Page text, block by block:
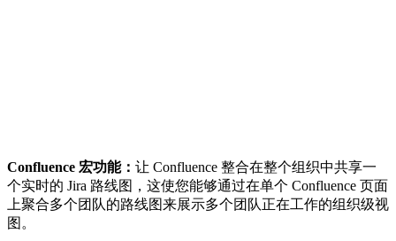
Confluence 宏功能： 让 Confluence 整合在整个组织中共享一
个实时的 Jira 路线图，这使您能够通过在单个 Confluence 页面
上聚合多个团队的路线图来展示多个团队正在工作的组织级视
图。